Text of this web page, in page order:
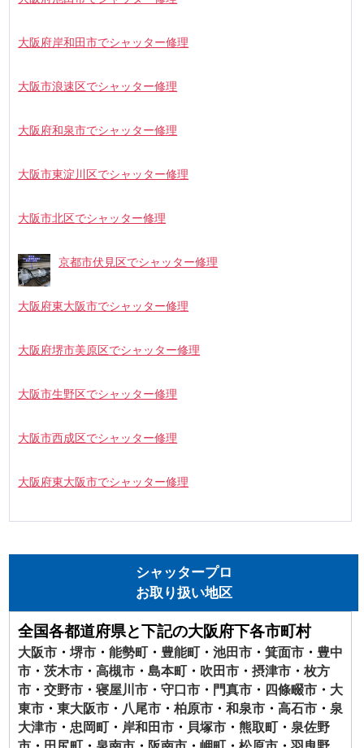
大阪府岸和田市でシャッター修理
大阪市浪速区でシャッター修理
大阪府和泉市でシャッター修理
大阪市東淀川区でシャッター修理
大阪市北区でシャッター修理
京都市伏見区でシャッター修理
大阪府東大阪市でシャッター修理
大阪府堺市美原区でシャッター修理
大阪市生野区でシャッター修理
大阪市西成区でシャッター修理
大阪府東大阪市でシャッター修理
シャッタープロ
お取り扱い地区
全国各都道府県と下記の大阪府下各市町村
大阪市 ・堺市 ・能勢町 ・ 豊能町 ・池田市 ・箕面市 ・ 豊中
市 ・茨木市 ・高槻市 ・島本町 ・ 吹田市 ・摂津市 ・枚方
市 ・交野市 ・寝屋川市 ・守口市 ・ 門真市 ・ 四條畷市 ・ 大
東市 ・東大阪市 ・ 八尾市 ・柏原市 ・和泉市 ・高石市 ・ 泉
大津市 ・ 忠岡町 ・ 岸和田市 ・ 貝塚市 ・熊取町 ・ 泉佐野